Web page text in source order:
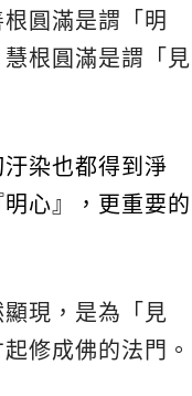
圓滿是謂「明
根圓滿是謂「見
染也都得到淨
心』，更重要的
現，是為「見
修成佛的法門。